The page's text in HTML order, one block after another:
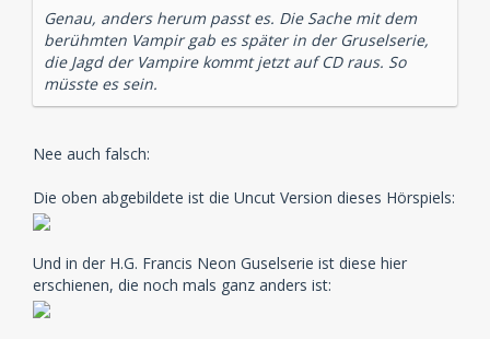
Genau, anders herum passt es. Die Sache mit dem
berühmten Vampir gab es später in der Gruselserie,
die Jagd der Vampire kommt jetzt auf CD raus. So
müsste es sein.
Nee auch falsch:
Die oben abgebildete ist die Uncut Version dieses Hörspiels:
Und in der H.G. Francis Neon Guselserie ist diese hier
erschienen, die noch mals ganz anders ist: